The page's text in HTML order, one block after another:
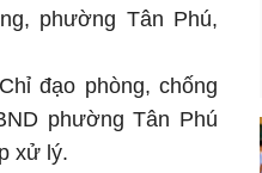
phường Tân Phú,
đạo phòng, chống
phường Tân Phú
xử lý.